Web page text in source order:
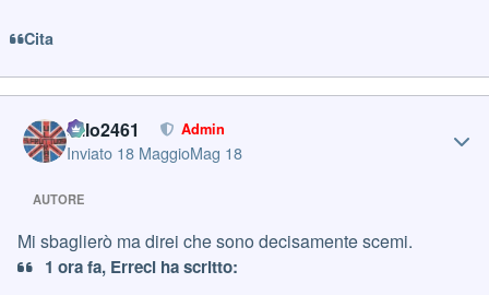
Cita
cillo2461 Admin
Inviato 18 MaggioMag 18
AUTORE
Mi sbaglierò ma direi che sono decisamente scemi.
1 ora fa, Erreci ha scritto: